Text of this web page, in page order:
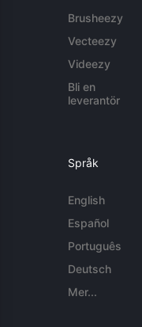
Brusheezy
Vecteezy
Videezy
Bli en
leverantör
Språk
English
Español
Português
Deutsch
Mer...